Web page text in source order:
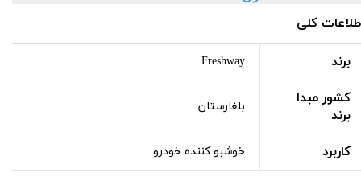
کلی
برند Freshway
کشور مبدا
برند
بلغارستان
کاربرد خوشبو کننده خودرو